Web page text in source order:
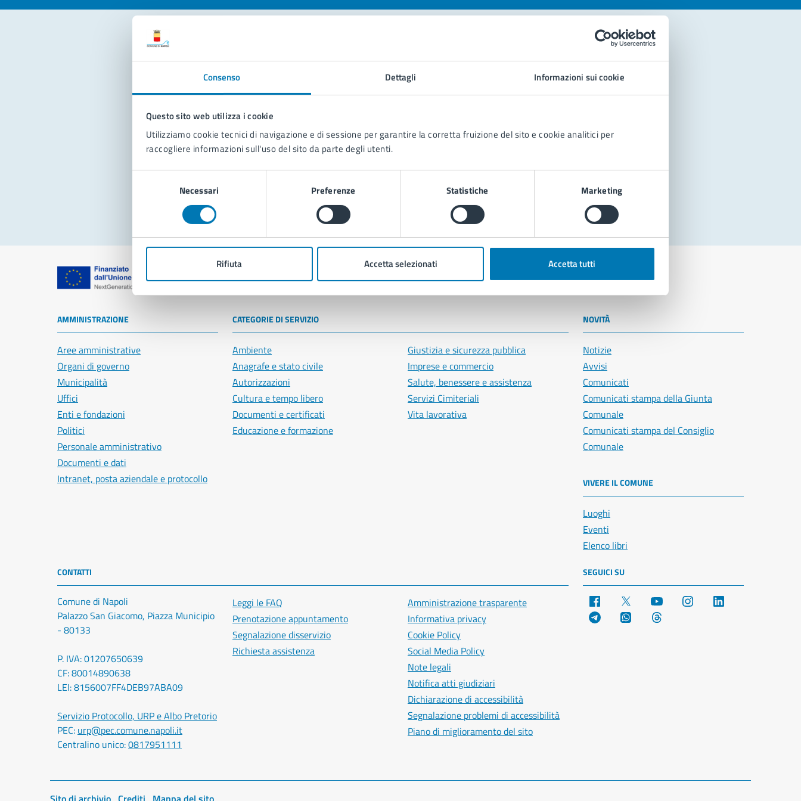
Consenso Dettagli Informazioni sui cookie
Questo sito web utilizza i cookie
Utilizziamo cookie tecnici di navigazione e di sessione per garantire la corretta fruizione del sito e cookie analitici per
raccogliere informazioni sull'uso del sito da parte degli utenti.
Necessari Preferenze Statistiche Marketing
Rifiuta Accetta selezionati Accetta tutti
Contatta il comune
Richiedi assistenza
Prenota appuntamento
Problemi in città
Segnala disservizio
Comune di Napoli
AMMINISTRAZIONE
Aree amministrative
Organi di governo
Municipalità
Uffici
Enti e fondazioni
Politici
Personale amministrativo
Documenti e dati
Intranet, posta aziendale e protocollo
CATEGORIE DI SERVIZIO
Ambiente
Anagrafe e stato civile
Autorizzazioni
Cultura e tempo libero
Documenti e certificati
Educazione e formazione
Giustizia e sicurezza pubblica
Imprese e commercio
Salute, benessere e assistenza
Servizi Cimiteriali
Vita lavorativa
NOVITÀ
Notizie
Avvisi
Comunicati
Comunicati stampa della Giunta
Comunale
Comunicati stampa del Consiglio
Comunale
VIVERE IL COMUNE
Luoghi
Eventi
Elenco libri
CONTATTI
Comune di Napoli
Palazzo San Giacomo, Piazza Municipio
- 80133
P. IVA: 01207650639
CF: 80014890638
LEI: 8156007FF4DEB97ABA09
Servizio Protocollo, URP e Albo Pretorio
PEC: urp@pec.comune.napoli.it
Centralino unico:0817951111
Leggi le FAQ
Prenotazione appuntamento
Segnalazione disservizio
Richiesta assistenza
Amministrazione trasparente
Informativa privacy
Cookie Policy
Social Media Policy
Note legali
Notifica atti giudiziari
Dichiarazione di accessibilità
Segnalazione problemi di accessibilità
Piano di miglioramento del sito
SEGUICI SU
Facebook YouTube Instagram
Telegram WhatsApp